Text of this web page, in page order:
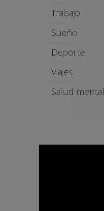
Trabajo
Sueño
Deporte
Viajes
Salud mental